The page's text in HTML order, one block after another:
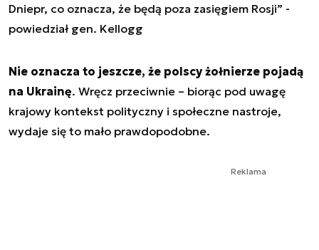
Dniepr, co oznacza, że będą poza zasięgiem Rosji” -
powiedział gen. Kellogg
Nie oznacza to jeszcze, że polscy żołnierze pojadą
na Ukrainę. Wręcz przeciwnie – biorąc pod uwagę
krajowy kontekst polityczny i społeczne nastroje,
wydaje się to mało prawdopodobne.
Reklama